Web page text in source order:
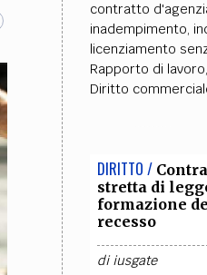
CULTURA
Arte, Cinema, Musica,
Letteratura
COLLABORA CON NOI
CONTATTI
contratto
inadempimento,
licenziamento
Rapporto di lavoro,
Diritto
DIRITTO /
stretta di
formazione
recesso
diiusgate